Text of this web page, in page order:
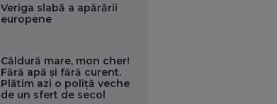
Veriga slabă a apărării
europene
Căldură mare, mon cher!
Fără apă și fără curent.
Plătim azi o poliță veche
de un sfert de secol